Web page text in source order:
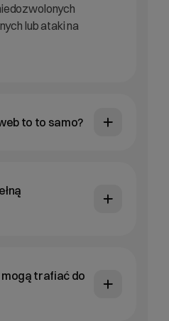
lub ataki na
to to samo?
trafiać do